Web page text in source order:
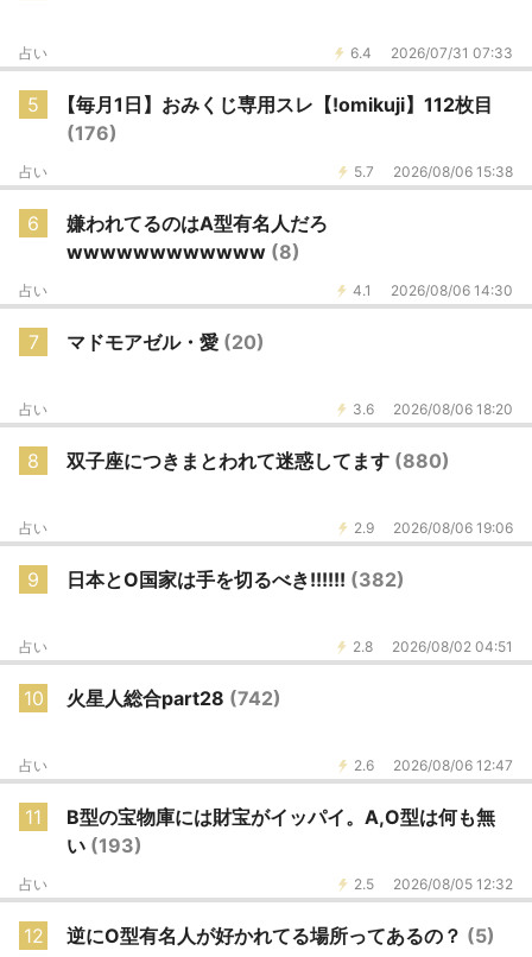
6.4 2026/07/31 07:33
占い
5
【毎月1日】おみくじ専用スレ【!omikuji】112枚目
(176)
5.7 2026/08/06 15:38
占い
6
嫌われてるのはA型有名人だろ
wwwwwwwwwwww (8)
4.1 2026/08/06 14:30
占い
7 マドモアゼル・愛 (20)
3.6 2026/08/06 18:20
占い
8 双子座につきまとわれて迷惑してます (880)
2.9 2026/08/06 19:06
占い
9 日本とO国家は手を切るべき!!!!!! (382)
2.8 2026/08/02 04:51
占い
10 火星人総合part28 (742)
2.6 2026/08/06 12:47
占い
11
B型の宝物庫には財宝がイッパイ。A,O型は何も無
い (193)
2.5 2026/08/05 12:32
占い
12 逆にO型有名人が好かれてる場所ってあるの？ (5)